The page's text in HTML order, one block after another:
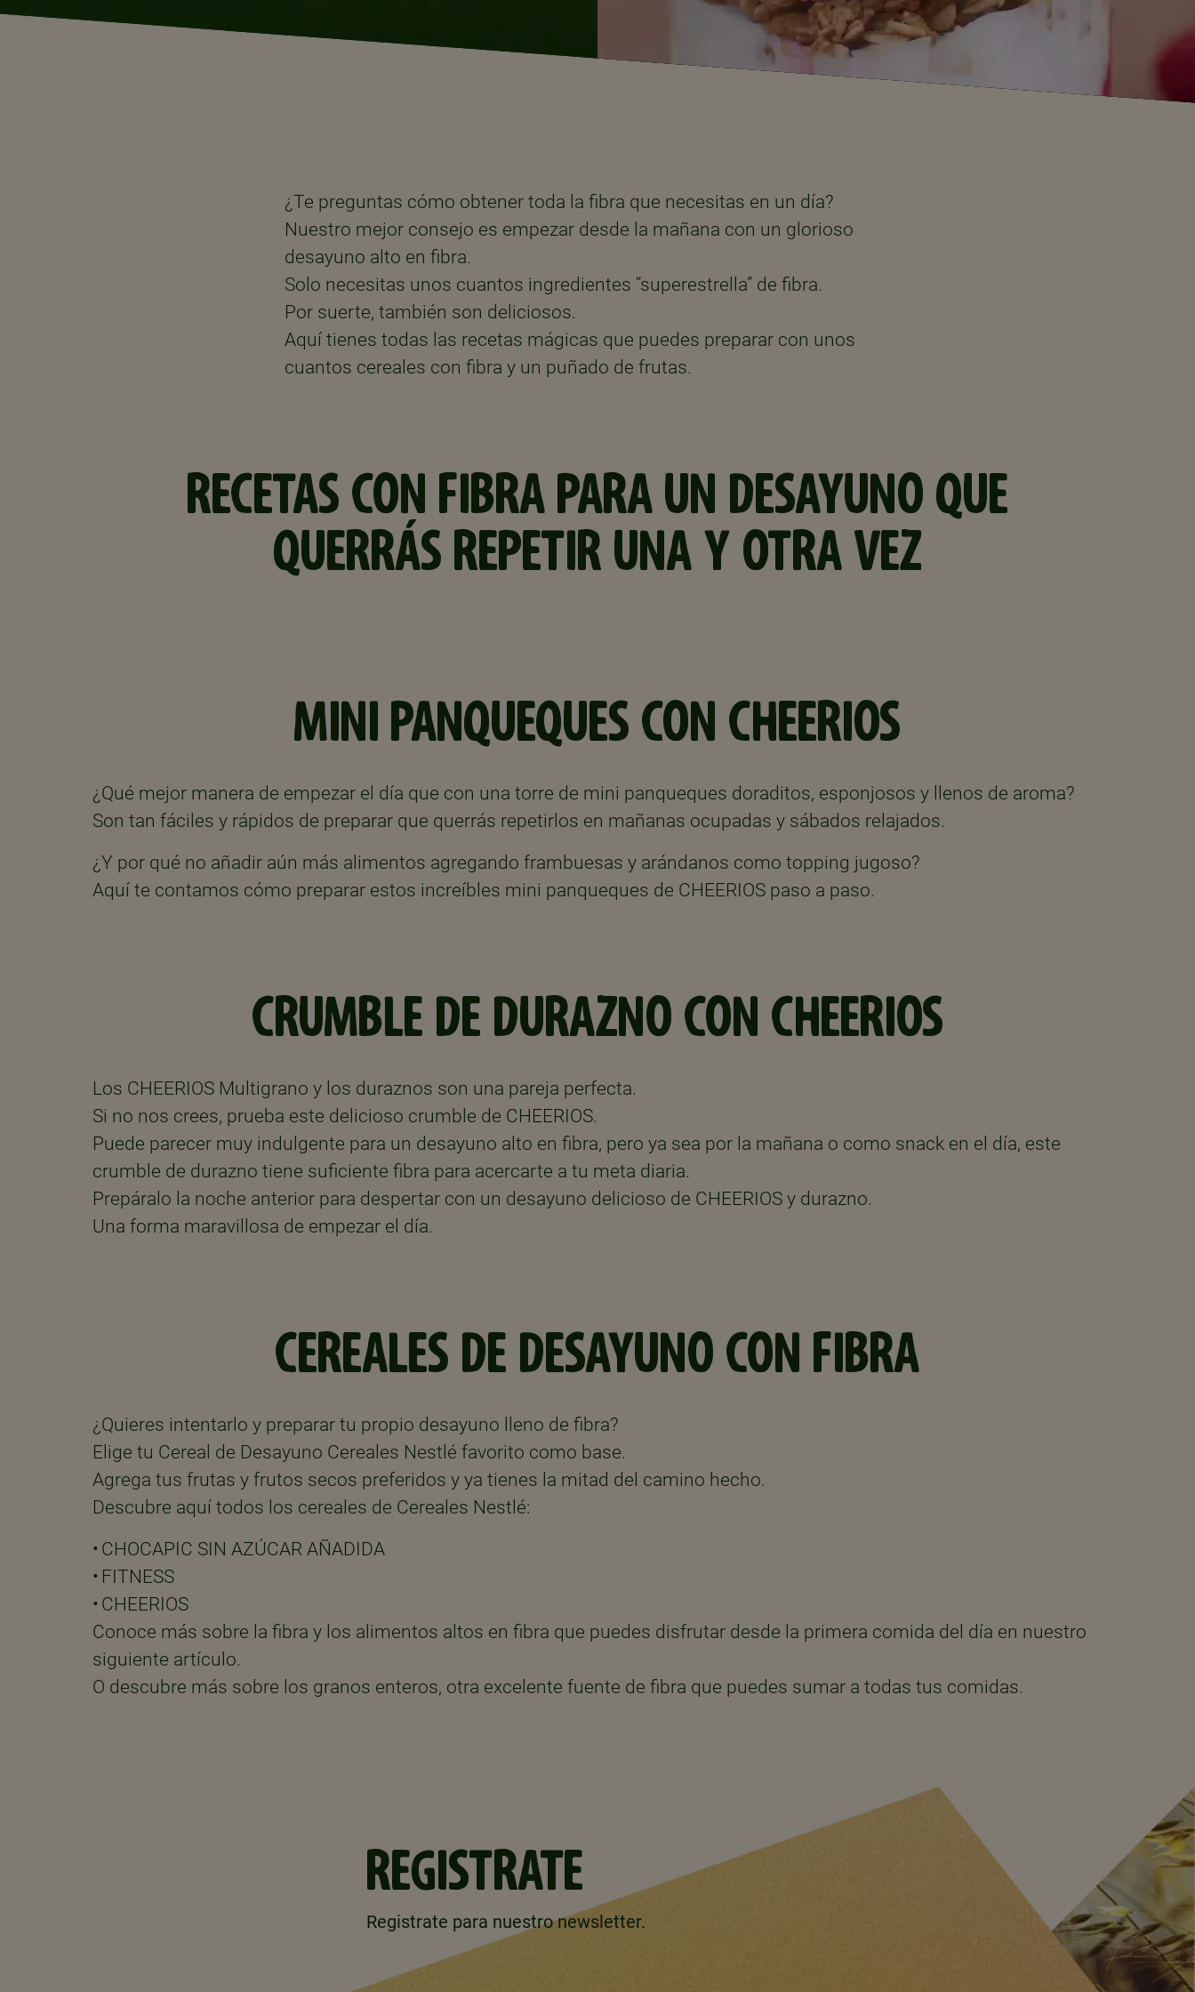
¿Te preguntas cómo obtener toda la fibra que necesitas en un día?
Nuestro mejor consejo es empezar desde la mañana con un glorioso
desayuno alto en fibra.
Solo necesitas unos cuantos ingredientes “superestrella” de fibra.
Por suerte, también son deliciosos.
Aquí tienes todas las recetas mágicas que puedes preparar con unos
cuantos cereales con fibra y un puñado de frutas.
RECETAS CON FIBRA PARA UN DESAYUNO QUE
QUERRÁS REPETIR UNA Y OTRA VEZ
MINI PANQUEQUES CON CHEERIOS
¿Qué mejor manera de empezar el día que con una torre de mini panqueques doraditos, esponjosos y llenos de aroma?
Son tan fáciles y rápidos de preparar que querrás repetirlos en mañanas ocupadas y sábados relajados.
¿Y por qué no añadir aún más alimentos agregando frambuesas y arándanos como topping jugoso?
Aquí te contamos cómo preparar estos increíbles mini panqueques de CHEERIOS paso a paso.
CRUMBLE DE DURAZNO CON CHEERIOS
Los CHEERIOS Multigrano y los duraznos son una pareja perfecta.
Si no nos crees, prueba este delicioso crumble de CHEERIOS.
Puede parecer muy indulgente para un desayuno alto en fibra, pero ya sea por la mañana o como snack en el día, este
crumble de durazno tiene suficiente fibra para acercarte a tu meta diaria.
Prepáralo la noche anterior para despertar con un desayuno delicioso de CHEERIOS y durazno.
Una forma maravillosa de empezar el día.
CEREALES DE DESAYUNO CON FIBRA
¿Quieres intentarlo y preparar tu propio desayuno lleno de fibra?
Elige tu Cereal de Desayuno Cereales Nestlé favorito como base.
Agrega tus frutas y frutos secos preferidos y ya tienes la mitad del camino hecho.
Descubre aquí todos los cereales de Cereales Nestlé:
• CHOCAPIC SIN AZÚCAR AÑADIDA
• FITNESS
• CHEERIOS
Conoce más sobre la fibra y los alimentos altos en fibra que puedes disfrutar desde la primera comida del día en nuestro
siguiente artículo.
O descubre más sobre los granos enteros, otra excelente fuente de fibra que puedes sumar a todas tus comidas.
REGISTRATE
Registrate para nuestro newsletter.